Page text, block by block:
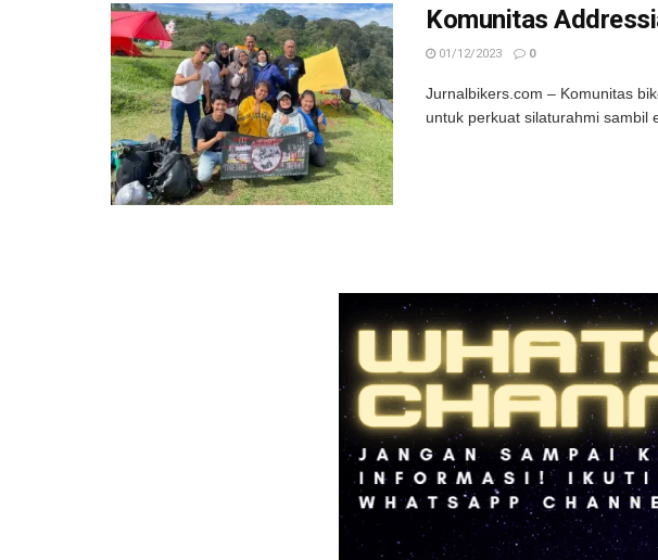
Komunitas
01/12/2023 0
Jurnalbikers.com – Komunitas
untuk perkuat silaturahmi sambil